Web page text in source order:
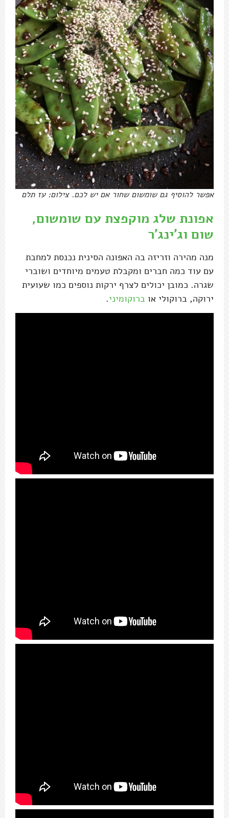
אפשר להוסיף גם שומשום שחור אם יש לכם. צילום: עז תלם
אפונת שלג מוקפצת עם שומשום,
שום וג'ינג'ר
מנה מהירה וזריזה בה האפונה הסינית נכנסת למחבת
עם עוד כמה חברים ומקבלת טעמים מיוחדים ושוברי
שגרה. כמובן יכולים לצרף ירקות נוספים כמו שעועית
ירוקה, ברוקולי או ברוקומיני.